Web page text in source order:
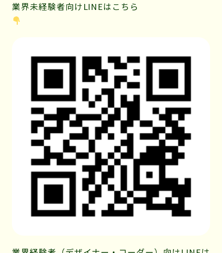
業界未経験者向けLINEはこちら